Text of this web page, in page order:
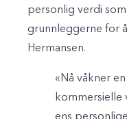
personlig verdi
grunnleggerne for
Hermansen.
«Nå våkner
kommersielle